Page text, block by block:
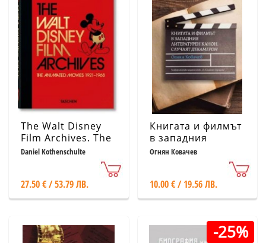
The Walt Disney
Film Archives. The
Animated Movies
Daniel Kothenschulte
27.50 € / 53.79 ЛВ.
Книгата и филмът
в западния
литературен
Огнян Ковачев
10.00 € / 19.56 ЛВ.
-25%